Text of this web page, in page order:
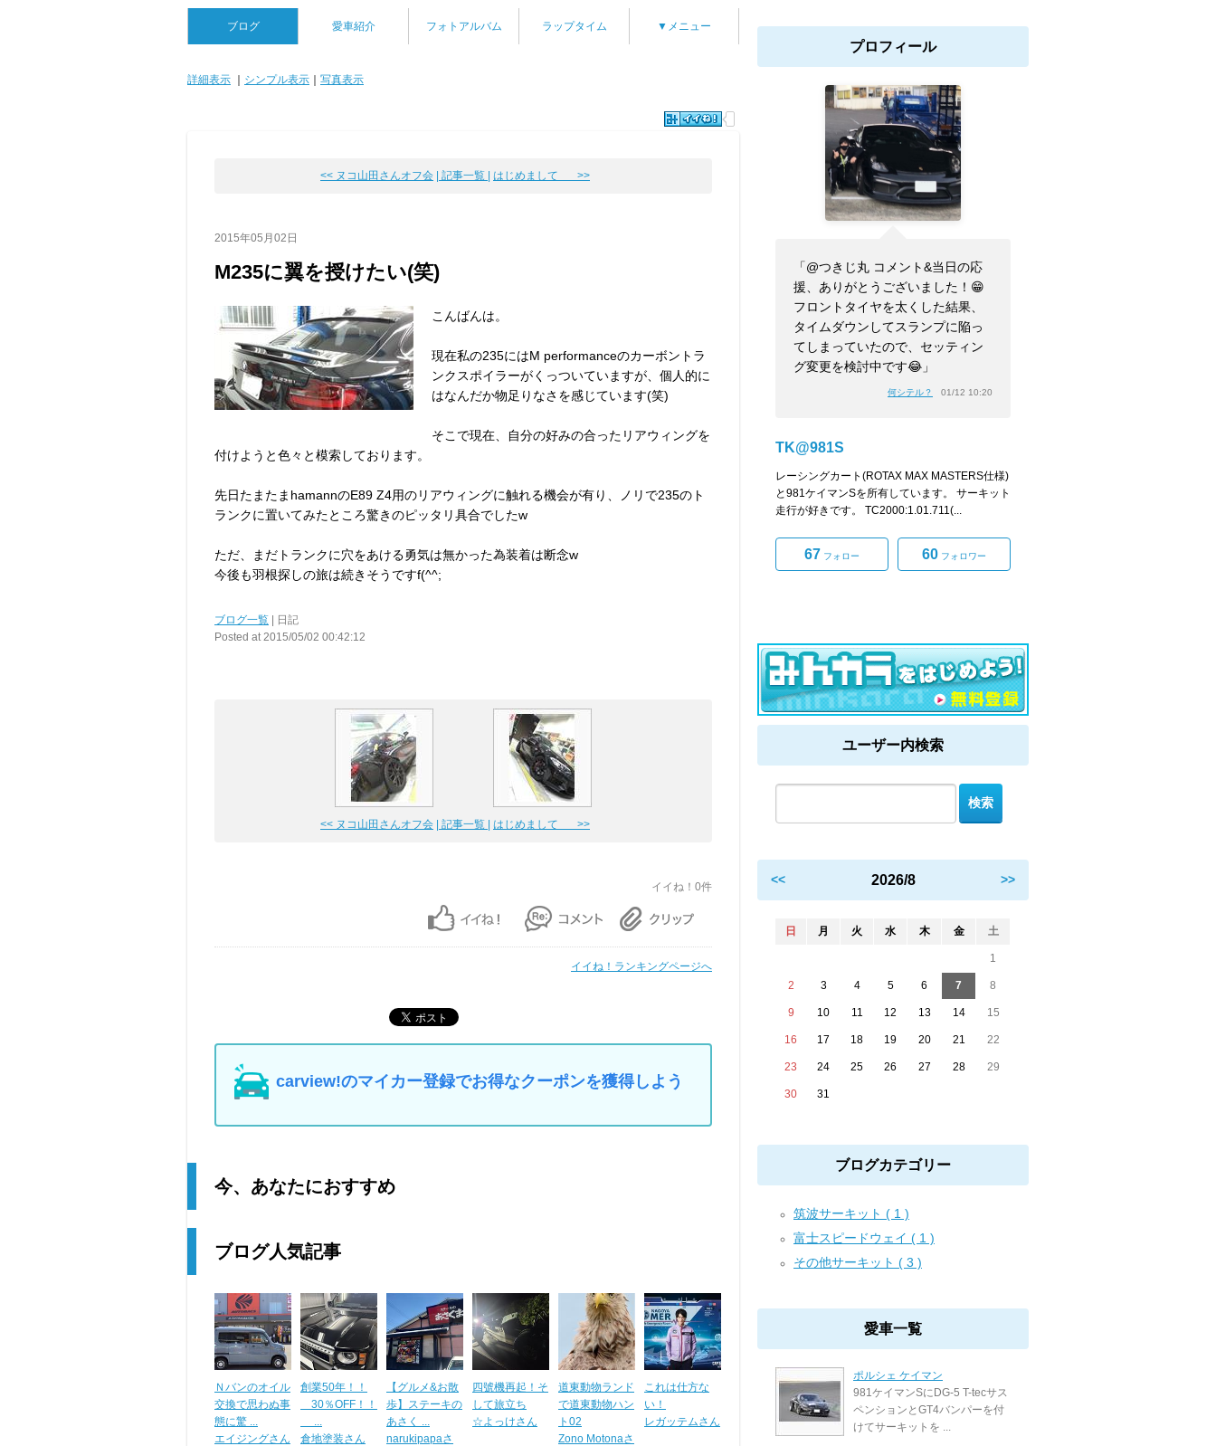
ブログ 愛車紹介 フォトアルバム ラップタイム ▼メニュー
詳細表示 シンプル表示 写真表示
<< ヌコ山田さんオフ会 | 記事一覧 | はじめまして >>
2015年05月02日
M235に翼を授けたい(笑)
こんばんは。
現在私の235にはM performanceのカーボントラ
ンクスポイラーがくっついていますが、個人的に
はなんだか物足りなさを感じています(笑)
そこで現在、自分の好みの合ったリアウィングを
付けようと色々と模索しております。
先日たまたまhamannのE89 Z4用のリアウィングに触れる機会が有り、ノリで235のト
ランクに置いてみたところ驚きのピッタリ具合でしたw
ただ、まだトランクに穴をあける勇気は無かった為装着は断念w
今後も羽根探しの旅は続きそうですf(^^;
ブログ一覧 | 日記
Posted at 2015/05/02 00:42:12
<< ヌコ山田さんオフ会 | 記事一覧 | はじめまして >>
イイね！0件
イイね！ランキングページへ
carview!のマイカー登録でお得なクーポンを獲得しよう
今、あなたにおすすめ
ブログ人気記事
Ｎバンのオイル
交換で思わぬ事
態に驚 ...
エイジングさん
創業50年！！
30％OFF！！
倉地塗装さん
【グルメ&お散
歩】ステーキの
あさく ...
narukipapaさ
四號機再起！そ
して旅立ち
☆よっけさん
道東動物ランド
で道東動物ハン
ト02
Zono Motonaさ
これは仕方な
い！
レガッテムさん
プロフィール
「@つきじ丸 コメント&当日の応
援、ありがとうございました！😁
フロントタイヤを太くした結果、
タイムダウンしてスランプに陥っ
てしまっていたので、セッティン
グ変更を検討中です😂」
何シテル？ 01/12 10:20
TK@981S
レーシングカート(ROTAX MAX MASTERS仕様)
と981ケイマンSを所有しています。 サーキット
走行が好きです。 TC2000:1.01.711(...
67 フォロー 60 フォロワー
ユーザー内検索
<< 2026/8 >>
日 月 火 水 木 金 土
1
2 3 4 5 6 7 8
9 10 11 12 13 14 15
16 17 18 19 20 21 22
23 24 25 26 27 28 29
30 31
ブログカテゴリー
筑波サーキット ( 1 )
富士スピードウェイ ( 1 )
その他サーキット ( 3 )
愛車一覧
ポルシェ ケイマン
981ケイマンSにDG-5 T-tecサス
ペンションとGT4バンパーを付
けてサーキットを ...